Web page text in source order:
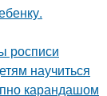
росписи
научиться
карандашом